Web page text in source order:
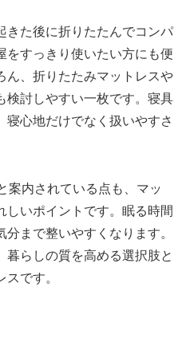
きた後に折りたたんでコンパ
をすっきり使いたい方にも便
ん、折りたたみマットレスや
検討しやすい一枚です。寝具
寝心地だけでなく扱いやすさ
案内されている点も、マッ
しいポイントです。眠る時間
まで整いやすくなります。
暮らしの質を高める選択肢と
です。